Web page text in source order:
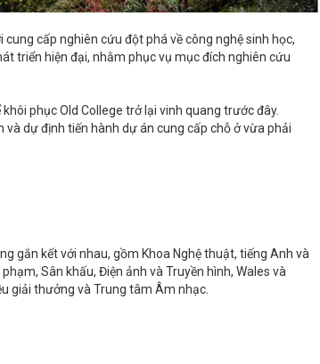
cấp nghiên cứu đột phá về công nghệ sinh học,
triển hiện đại, nhằm phục vụ mục đích nghiên cứu
phục Old College trở lại vinh quang trước đây.
dự định tiến hành dự án cung cấp chỗ ở vừa phải
gắn kết với nhau, gồm Khoa Nghệ thuật, tiếng Anh và
Sân khấu, Điện ảnh và Truyền hình, Wales và
giải thưởng và Trung tâm Âm nhạc.